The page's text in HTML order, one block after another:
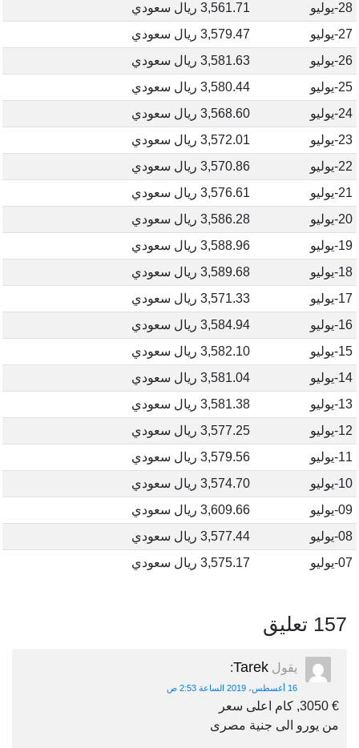
28-يوليو
3,561.71 ريال سعودي
27-يوليو
3,579.47 ريال سعودي
26-يوليو
3,581.63 ريال سعودي
25-يوليو
3,580.44 ريال سعودي
24-يوليو
3,568.60 ريال سعودي
23-يوليو
3,572.01 ريال سعودي
22-يوليو
3,570.86 ريال سعودي
21-يوليو
3,576.61 ريال سعودي
20-يوليو
3,586.28 ريال سعودي
19-يوليو
3,588.96 ريال سعودي
18-يوليو
3,589.68 ريال سعودي
17-يوليو
3,571.33 ريال سعودي
16-يوليو
3,584.94 ريال سعودي
15-يوليو
3,582.10 ريال سعودي
14-يوليو
3,581.04 ريال سعودي
13-يوليو
3,581.38 ريال سعودي
12-يوليو
3,577.25 ريال سعودي
11-يوليو
3,579.56 ريال سعودي
10-يوليو
3,574.70 ريال سعودي
09-يوليو
3,609.66 ريال سعودي
08-يوليو
3,577.44 ريال سعودي
07-يوليو
3,575.17 ريال سعودي
157 تعليق
يقول Tarek
:
16 أغسطس، 2019 الساعة 2:53 ص
€ 3050, كام اعلى سعر
من يورو الى جنية مصرى